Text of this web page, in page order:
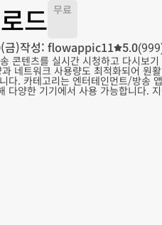
드 무료
금)작성: flowappic11 5.0
콘텐츠를 실시간 시청하고 다시보
네트워크 사용량도 최적화되어 원
다. 카테고리는 엔터테인먼트/방
다양한 기기에서 사용 가능합니다.